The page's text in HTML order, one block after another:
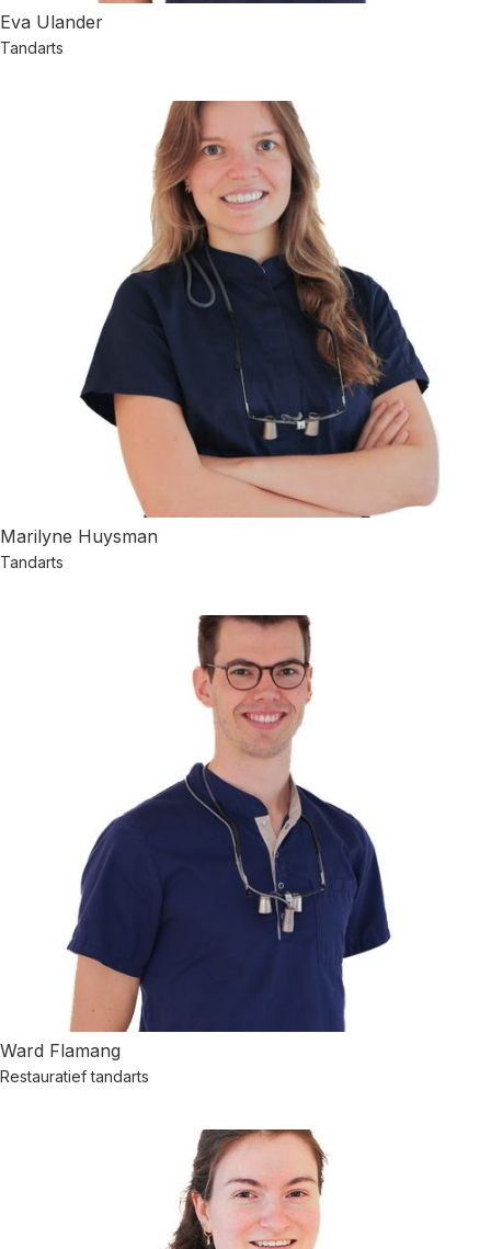
Eva Ulander
Tandarts
Marilyne Huysman
Tandarts
Ward Flamang
Restauratief tandarts